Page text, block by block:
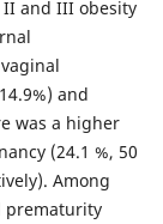
and III obesity
and
was a higher
(24.1 %, 50
Among
prematurity